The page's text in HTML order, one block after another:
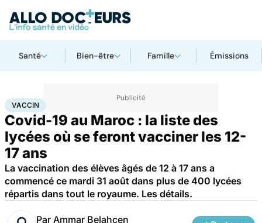
Santé Bien-être Famille Émissions
AccueilSanté Santé publiqueVaccin
VACCIN
Covid-19 au Maroc : la liste des
lycées où se feront vacciner les 12-
17 ans
La vaccination des élèves âgés de 12 à 17 ans a
commencé ce mardi 31 août dans plus de 400 lycées
répartis dans tout le royaume. Les détails.
Par Ammar Belahcen